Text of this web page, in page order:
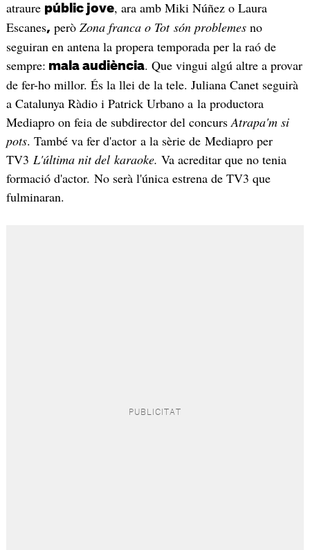
atraure públic jove, ara amb Miki Núñez o Laura
Escanes, però Zona franca o Tot són problemes no
seguiran en antena la propera temporada per la raó de
sempre: mala audiència. Que vingui algú altre a provar
de fer-ho millor. És la llei de la tele. Juliana Canet seguirà
a Catalunya Ràdio i Patrick Urbano a la productora
Mediapro on feia de subdirector del concursAtrapa'm si
pots. També va fer d'actor a la sèrie de Mediapro per
TV3 L'última nit del karaoke. Va acreditar que no tenia
formació d'actor. No serà l'única estrena de TV3 que
fulminaran.